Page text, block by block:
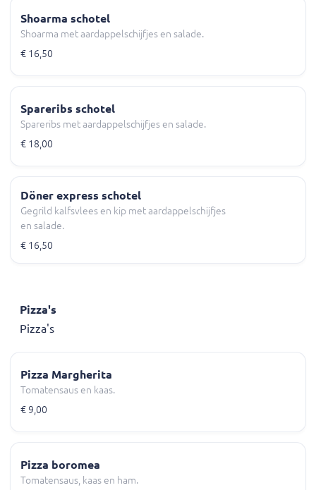
Shoarma schotel
Shoarma met aardappelschijfjes en salade.
€ 16,50
Spareribs schotel
Spareribs met aardappelschijfjes en salade.
€ 18,00
Döner express schotel
Gegrild kalfsvlees en kip met aardappelschijfjes
en salade.
€ 16,50
Pizza's
Pizza's
Pizza Margherita
Tomatensaus en kaas.
€ 9,00
Pizza boromea
Tomatensaus, kaas en ham.